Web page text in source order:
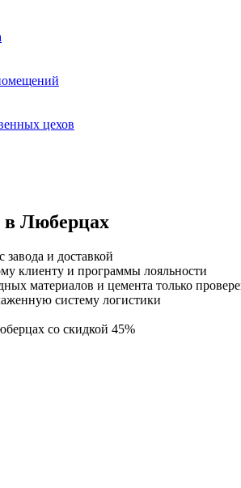
цехов
Люберцах
и доставкой
клиенту и программы лояльности
материалов и цемента только
систему логистики
со скидкой 45%